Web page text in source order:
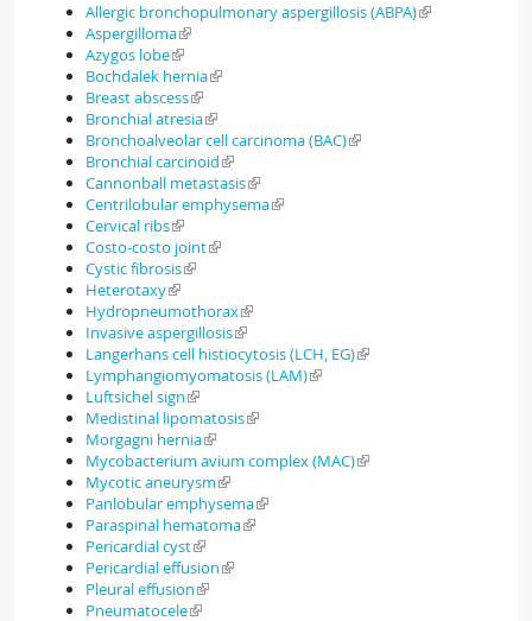
Allergic bronchopulmonary aspergillosis (ABPA)
Aspergilloma
Azygos lobe
Bochdalek hernia
Breast abscess
Bronchial atresia
Bronchoalveolar cell carcinoma (BAC)
Bronchial carcinoid
Cannonball metastasis
Centrilobular emphysema
Cervical ribs
Costo-costo joint
Cystic fibrosis
Heterotaxy
Hydropneumothorax
Invasive aspergillosis
Langerhans cell histiocytosis (LCH, EG)
Lymphangiomyomatosis (LAM)
Luftsichel sign
Medistinal lipomatosis
Morgagni hernia
Mycobacterium avium complex (MAC)
Mycotic aneurysm
Panlobular emphysema
Paraspinal hematoma
Pericardial cyst
Pericardial effusion
Pleural effusion
Pneumatocele